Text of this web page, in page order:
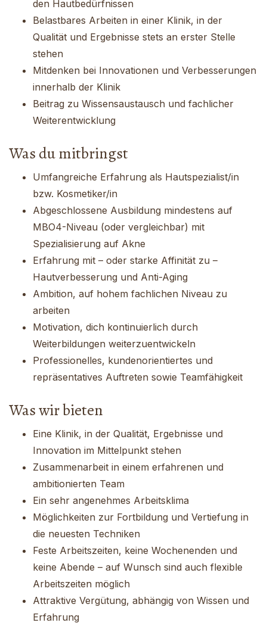
den Hautbedürfnissen
Belastbares Arbeiten in einer Klinik, in der
Qualität und Ergebnisse stets an erster Stelle
stehen
Mitdenken bei Innovationen und Verbesserungen
innerhalb der Klinik
Beitrag zu Wissensaustausch und fachlicher
Weiterentwicklung
Was du mitbringst
Umfangreiche Erfahrung als Hautspezialist/in
bzw. Kosmetiker/in
Abgeschlossene Ausbildung mindestens auf
MBO4-Niveau (oder vergleichbar) mit
Spezialisierung auf Akne
Erfahrung mit – oder starke Affinität zu –
Hautverbesserung und Anti-Aging
Ambition, auf hohem fachlichen Niveau zu
arbeiten
Motivation, dich kontinuierlich durch
Weiterbildungen weiterzuentwickeln
Professionelles, kundenorientiertes und
repräsentatives Auftreten sowie Teamfähigkeit
Was wir bieten
Eine Klinik, in der Qualität, Ergebnisse und
Innovation im Mittelpunkt stehen
Zusammenarbeit in einem erfahrenen und
ambitionierten Team
Ein sehr angenehmes Arbeitsklima
Möglichkeiten zur Fortbildung und Vertiefung in
die neuesten Techniken
Feste Arbeitszeiten, keine Wochenenden und
keine Abende – auf Wunsch sind auch flexible
Arbeitszeiten möglich
Attraktive Vergütung, abhängig von Wissen und
Erfahrung